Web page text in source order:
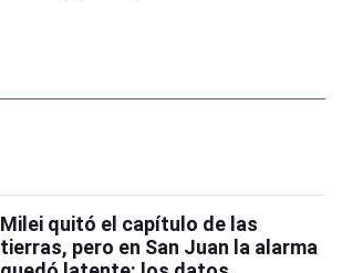
Milei quitó el capítulo de las
tierras, pero en San Juan la alarma